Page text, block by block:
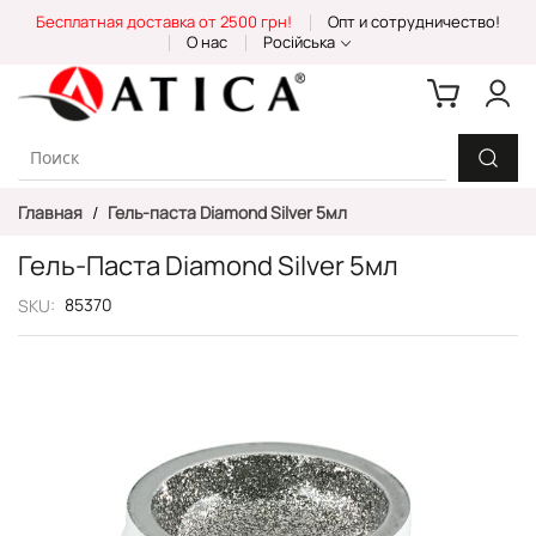
Content
Бесплатная доставка от 2500 грн!
Опт и сотрудничество!
О нас
Російська
Главная Гель-паста Diamond Silver 5мл
Гель-Паста Diamond Silver 5мл
SKU 85370
изображений